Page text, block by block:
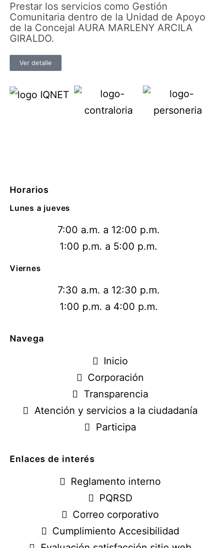
Prestar los servicios como Gestión
Comunitaria dentro de la Unidad de Apoyo
de la Concejal AURA MARLENY ARCILA
GIRALDO.
Ver detalle
Horarios
Lunes a jueves
7:00 a.m. a 12:00 p.m.
1:00 p.m. a 5:00 p.m.
Viernes
7:30 a.m. a 12:30 p.m.
1:00 p.m. a 4:00 p.m.
Navega
Inicio
Corporación
Transparencia
Atención y servicios a la ciudadanía
Participa
Enlaces de interés
Reglamento interno
PQRSD
Correo corporativo
Cumplimiento Accesibilidad